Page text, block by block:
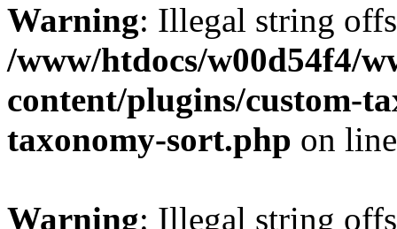
Warning: Illegal string
/www/htdocs/w00d54f4/
content/plugins/custom-
taxonomy-sort.php on
Warning: Illegal string